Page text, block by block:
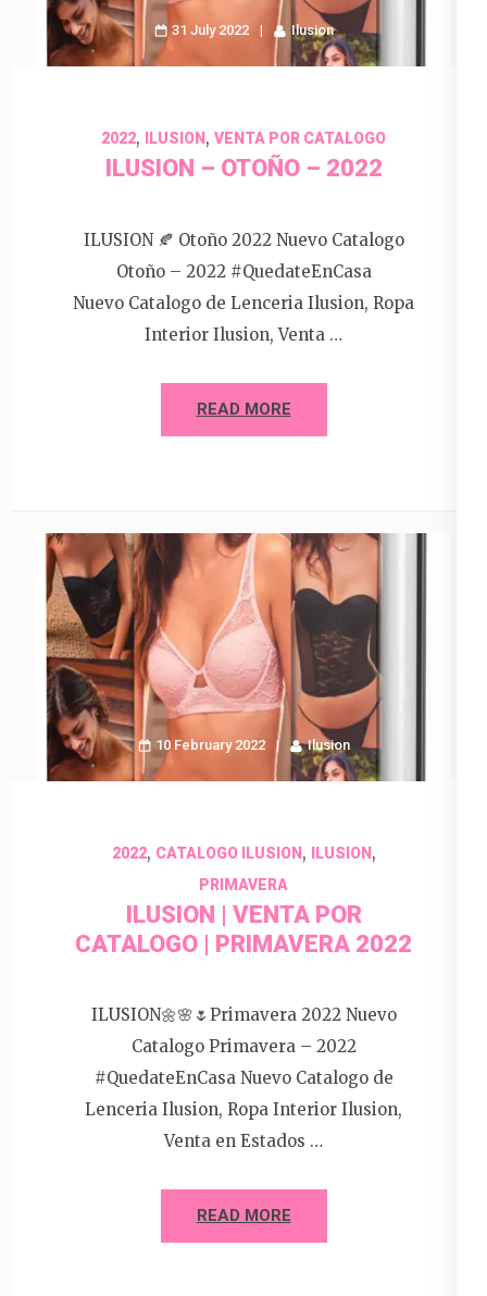
31 July 2022 Ilusion
2022, ILUSION , VENTA POR CATALOGO
ILUSION – OTOÑO – 2022
ILUSION 🍂 Otoño 2022 Nuevo Catalogo
Otoño – 2022 #QuedateEnCasa
Nuevo Catalogo de Lenceria Ilusion, Ropa
Interior Ilusion, Venta …
READ MORE
10 February 2022 Ilusion
2022, CATALOGO ILUSION, ILUSION,
PRIMAVERA
ILUSION | VENTA POR
CATALOGO | PRIMAVERA 2022
ILUSION🌼🌸🌷Primavera 2022 Nuevo
Catalogo Primavera – 2022
#QuedateEnCasa Nuevo Catalogo de
Lenceria Ilusion, Ropa Interior Ilusion,
Venta en Estados …
READ MORE